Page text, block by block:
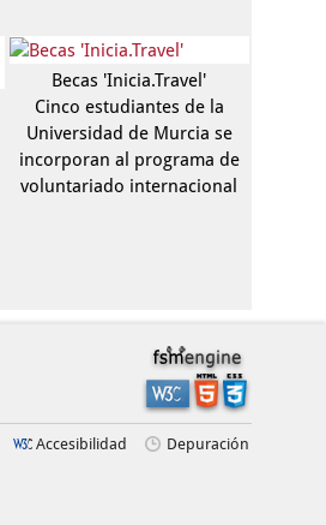
Becas 'Inicia.Travel'
Cinco estudiantes de la
Universidad de Murcia se
incorporan al programa de
voluntariado internacional
Accesibilidad Depuración